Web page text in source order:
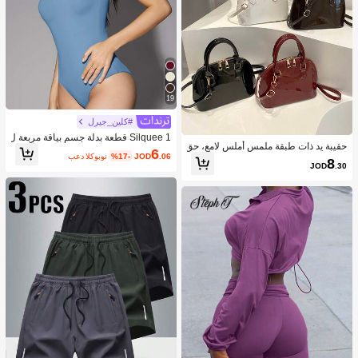
حقيبة يد ذات طبقة ملمس أملس لامع، حق
يبة كروس بسيطة للنساء للتنقل اليومي
JOD8.30
19
#كلين_جيرل
Silquee 1 قطعة بدلة جسم بياقة مربعة ل
ون سادة
JOD6.06
%17- بعد الكوبون